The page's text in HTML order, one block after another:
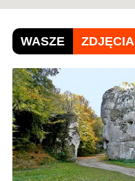
WASZE ZDJĘCIA